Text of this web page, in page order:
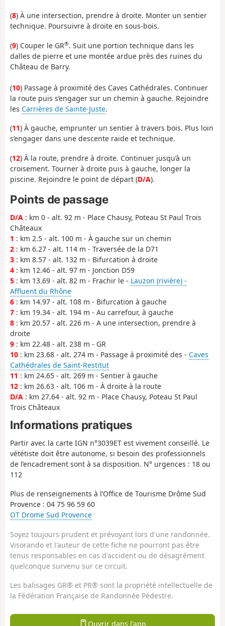
(8) À une intersection, prendre à droite. Monter un sentier
technique. Poursuivre à droite en sous-bois.
(9) Couper le GR®. Suit une portion technique dans les
dalles de pierre et une montée ardue près des ruines du
Château de Barry.
(10) Passage à proximité des Caves Cathédrales. Continuer
la route puis s’engager sur un chemin à gauche. Rejoindre
les Carrières de Sainte-Juste.
(11) À gauche, emprunter un sentier à travers bois. Plus loin
s’engager dans une descente raide et technique.
(12) À la route, prendre à droite. Continuer jusqu’à un
croisement. Tourner à droite puis à gauche, longer la
piscine. Rejoindre le point de départ (D/A).
Points de passage
D/A : km 0 - alt. 92 m - Place Chausy, Poteau St Paul Trois
Châteaux
1 : km 2.5 - alt. 100 m - À gauche sur un chemin
2 : km 6.27 - alt. 114 m - Traversée de la D71
3 : km 8.57 - alt. 132 m - Bifurcation à droite
4 : km 12.46 - alt. 97 m - Jonction D59
5 : km 13.69 - alt. 82 m - Frachir le - Lauzon (rivière) -
Affluent du Rhône
6 : km 14.97 - alt. 108 m - Bifurcation à gauche
7 : km 19.34 - alt. 194 m - Au carrefour, à gauche
8 : km 20.57 - alt. 226 m - A une intersection, prendre à
droite
9 : km 22.48 - alt. 238 m - GR
10 : km 23.68 - alt. 274 m - Passage à proximité des - Caves
Cathédrales de Saint-Restitut
11 : km 24.65 - alt. 269 m - Sentier à gauche
12 : km 26.63 - alt. 106 m - À droite à la route
D/A : km 27.64 - alt. 92 m - Place Chausy, Poteau St Paul
Trois Châteaux
Informations pratiques
Partir avec la carte IGN n°3039ET est vivement conseillé. Le
vététiste doit être autonome, si besoin des professionnels
de l’encadrement sont à sa disposition. N° urgences : 18 ou
112
Plus de renseignements à l’Office de Tourisme Drôme Sud
Provence : 04 75 96 59 60
OT Drome Sud Provence
Soyez toujours prudent et prévoyant lors d'une randonnée.
Visorando et l'auteur de cette fiche ne pourront pas être
tenus responsables en cas d'accident ou de désagrément
quelconque survenu sur ce circuit.
Les balisages GR® et PR® sont la propriété intellectuelle de
la Fédération Française de Randonnée Pédestre.
Ouvrir dans l'app